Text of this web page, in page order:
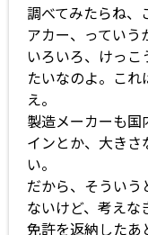
調べてみたらね、
アカー、っていう
いろいろ、けっ
たいなのよ。こ
え。
製造メーカーも国
インとか、大き
い。
だから、そうい
ないけど、考えな
免許を返納したあ